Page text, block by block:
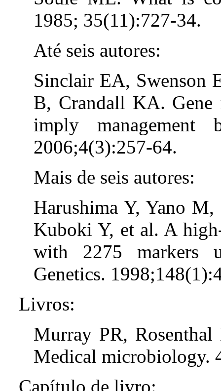
1985; 35(11):727-34.
Até seis autores:
Sinclair EA, Swenson
B, Crandall KA. Gene
imply management
2006;4(3):257-64.
Mais de seis autores:
Harushima Y, Yano
Kuboki Y, et al. A
with 2275 markers
Genetics.
Livros:
Murray PR,
Medical microbiology.
Capítulo de livro: